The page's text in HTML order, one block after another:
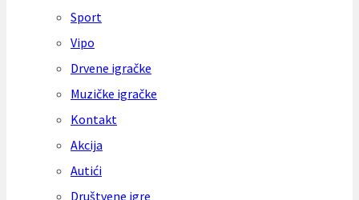
Sport
Vipo
Drvene igračke
Muzičke igračke
Kontakt
Akcija
Autići
Društvene igre